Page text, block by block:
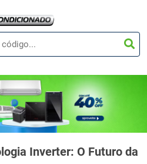
Inverter: O Futuro da